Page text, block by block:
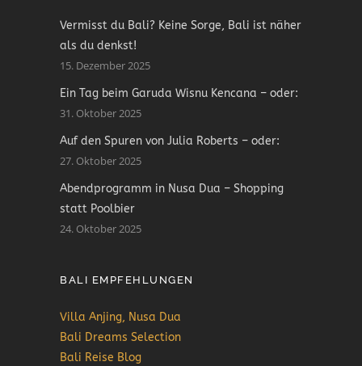
Vermisst du Bali? Keine Sorge, Bali ist näher
als du denkst!
15. Dezember 2025
Ein Tag beim Garuda Wisnu Kencana – oder:
31. Oktober 2025
Auf den Spuren von Julia Roberts – oder:
27. Oktober 2025
Abendprogramm in Nusa Dua – Shopping
statt Poolbier
24. Oktober 2025
BALI EMPFEHLUNGEN
Villa Anjing, Nusa Dua
Bali Dreams Selection
Bali Reise Blog